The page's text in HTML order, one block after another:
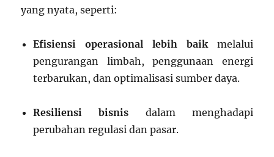
yang nyata, seperti:
Efisiensi operasional lebih baikmelalui
pengurangan limbah, penggunaan energi
terbarukan, dan optimalisasi sumber daya.
Resiliensi bisnis dalam menghadapi
perubahan regulasi dan pasar.